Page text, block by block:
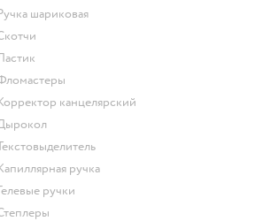
Ручка шариковая
Скотчи
Ластик
Фломастеры
Корректор канцелярский
Дырокол
Текстовыделитель
Капиллярная ручка
Гелевые ручки
Степлеры